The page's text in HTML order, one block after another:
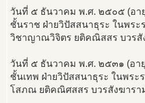
วันที่ ๕ ธันวาคม พ.ศ. ๒๕๐๕ (อ
ชั้นราช ฝ่ายวิปัสสนาธุระ ในพร
วิชาญาณวิจิตร ยติคณิสสร บวรสั
วันที่ ๕ ธันวาคม พ.ศ. ๒๕๓๑ (อา
ชั้นเทพ ฝ่ายวิปัสสนาธุระ ในพร
โสภณ ยติคณิศสสร บวรสังฆารา